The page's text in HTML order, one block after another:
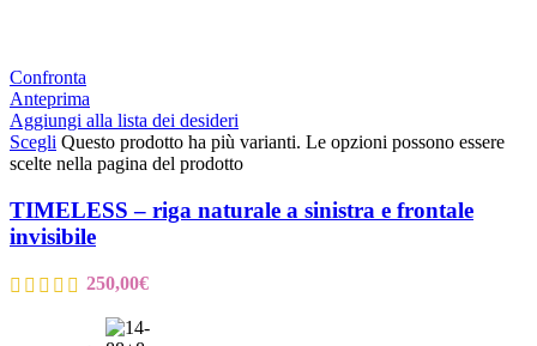
Confronta
Anteprima
Aggiungi alla lista dei desideri
Scegli Questo prodotto ha più varianti. Le opzioni possono essere
scelte nella pagina del prodotto
TIMELESS – riga naturale a sinistra e frontale
invisibile
250,00€